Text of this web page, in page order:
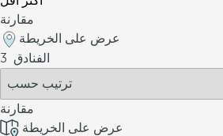
مقارنة
عرض على الخريطة
3 الفنادق
مقارنة
عرض على الخريطة